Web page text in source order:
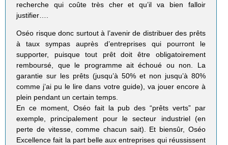
recherche qui coûte très cher et qu’il va bien falloir
justifier….
Oséo risque donc surtout à l’avenir de distribuer des prêts
à taux sympas auprès d’entreprises qui pourront le
supporter, puisque tout prêt doit être obligatoirement
remboursé, que le programme ait échoué ou non. La
garantie sur les prêts (jusqu’à 50% et non jusqu’à 80%
comme j’ai pu le lire dans votre guide), va jouer encore à
plein pendant un certain temps.
En ce moment, Oséo fait la pub des “prêts verts” par
exemple, principalement pour le secteur industriel (en
perte de vitesse, comme chacun sait). Et biensûr, Oséo
Excellence fait la part belle aux entreprises qui réussissent